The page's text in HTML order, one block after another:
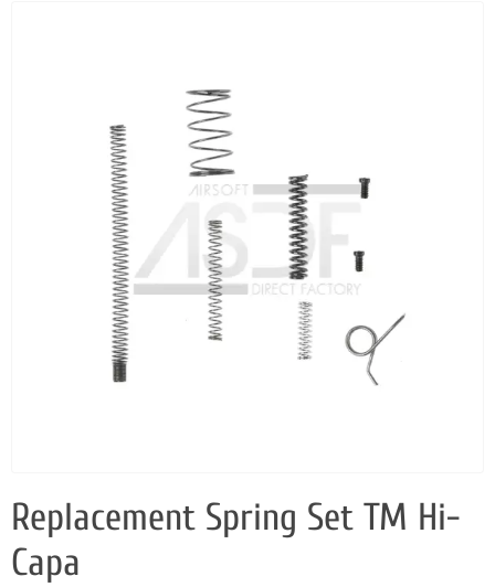
Replacement Spring Set TM Hi-
Capa